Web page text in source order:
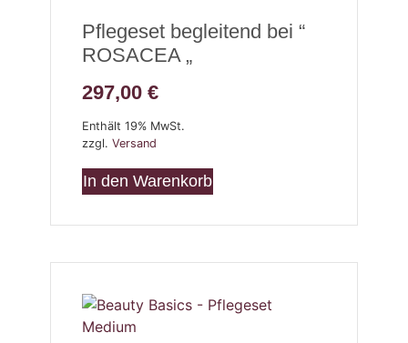
Pflegeset begleitend bei “
ROSACEA „
297,00 €
Enthält 19% MwSt.
zzgl. Versand
In den Warenkorb